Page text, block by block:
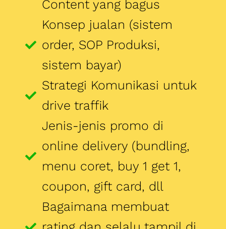
drive traffik
Jenis-jenis promo di
online delivery (bundling,
menu coret, buy 1 get 1,
coupon, gift card, dll
Bagaimana membuat
rating dan selalu tampil di
depan aplikasi
Bagaimana handling
complain di online
delivery